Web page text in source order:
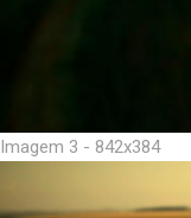
Imagem 3 - 842x384